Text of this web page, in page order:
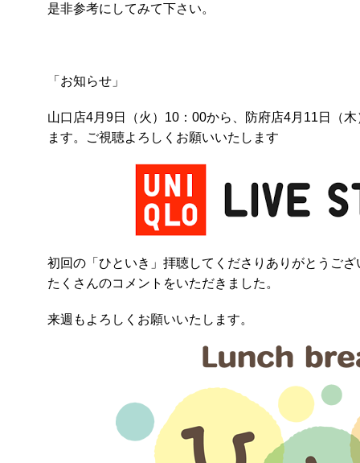
是非参考にしてみて下さい。
「お知らせ」
山口店4月9日（火）10：00から、防府店4月11日（
ます。ご視聴よろしくお願いいたします
初回の「ひといき」拝聴してくださりありがとうご
たくさんのコメントをいただきました。
来週もよろしくお願いいたします。